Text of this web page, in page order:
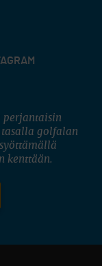
perjantaisin
golfalan
kenttään.